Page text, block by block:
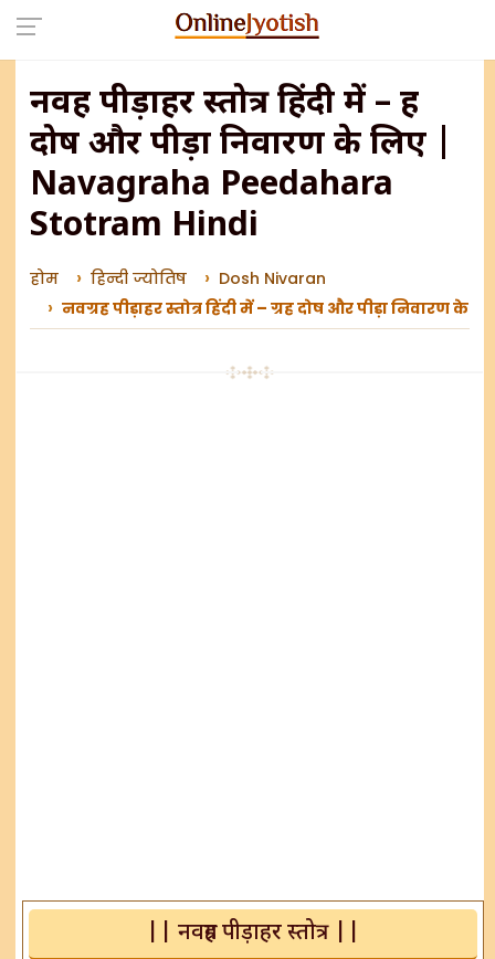
नवग्रह पीड़ाहर स्तोत्र हिंदी में – ग्रह
दोष और पीड़ा निवारण के लिए |
Navagraha Peedahara
Stotram Hindi
होम हिन्दी ज्योतिष
Dosh Nivaran
नवग्रह पीड़ाहर स्तोत्र हिंदी में – ग्रह दोष और पीड़ा
|| नवग्रह पीड़ाहर स्तोत्र ||